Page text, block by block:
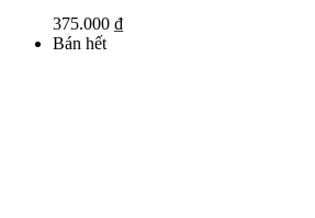
375.000 ₫
Bán hết